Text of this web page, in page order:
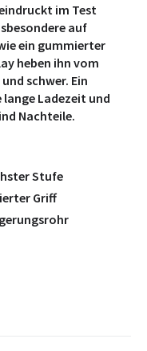
im Test
auf
ein gummierter
heben ihn vom
schwer. Ein
Ladezeit und
Nachteile.
Stufe
Griff